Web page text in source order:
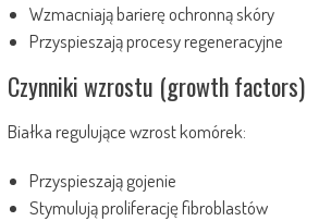
Wzmacniają barierę ochronną skóry
Przyspieszają procesy regeneracyjne
Czynniki wzrostu (growth factors)
Białka regulujące wzrost komórek:
Przyspieszają gojenie
Stymulują proliferację fibroblastów